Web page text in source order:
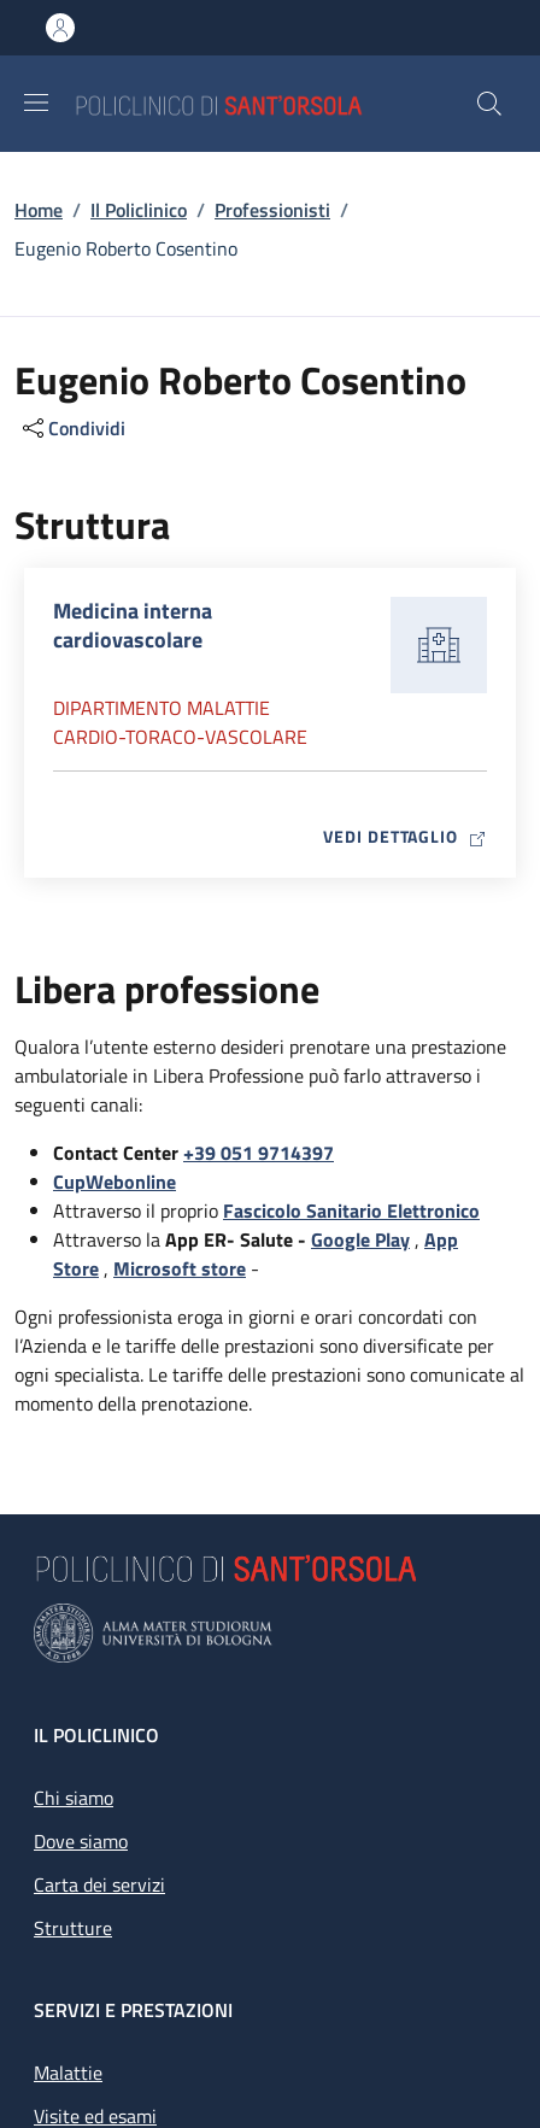
al contenuto principale
to footer content
Briciole di pane
Home / Il Policlinico / Professionisti /
Eugenio Roberto Cosentino
Eugenio Roberto Cosentino
Condividi
Struttura
Medicina interna
cardiovascolare
DIPARTIMENTO MALATTIE
CARDIO-TORACO-VASCOLARE
VEDI DETTAGLIO MAP ICON
Libera professione
Qualora l’utente esterno desideri prenotare una prestazione
ambulatoriale in Libera Professione può farlo attraverso i
seguenti canali:
Contact Center+39 051 9714397
CupWebonline
Attraverso il proprio Fascicolo Sanitario Elettronico
Attraverso laApp ER- Salute - Google Play, App
Store, Microsoft store -
Ogni professionista eroga in giorni e orari concordati con
l’Azienda e le tariffe delle prestazioni sono diversificate per
ogni specialista. Le tariffe delle prestazioni sono comunicate al
momento della prenotazione.
Footer
IL POLICLINICO
Chi siamo
Dove siamo
Carta dei servizi
Strutture
SERVIZI E PRESTAZIONI
Malattie
Visite ed esami